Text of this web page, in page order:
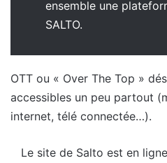
ensemble une
SALTO.
OTT ou « Over The Top »
accessibles un peu partout
internet, télé connectée…).
Le site de Salto est en